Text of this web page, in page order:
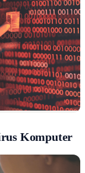
Komputer